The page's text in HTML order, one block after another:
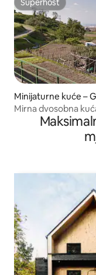
Superhost
Superhost
Minijaturne kuće –
Mirna dvosobna
od mora